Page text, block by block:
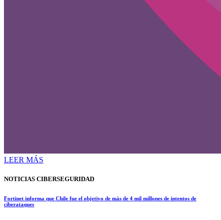
LEER MÁS
NOTICIAS CIBERSEGURIDAD
Fortinet informa que Chile fue el objetivo de más de 4 mil millones de intentos de
ciberataques